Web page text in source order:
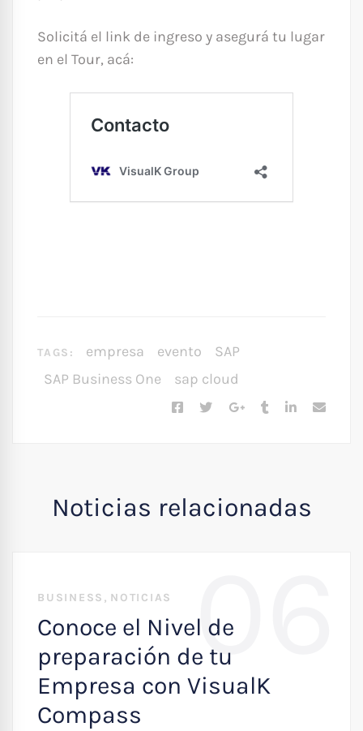
Solicitá el link de ingreso y asegurá tu lugar
en el Tour, acá:
TAGS: empresa evento
SAP
SAP Business One
sap cloud
Noticias relacionadas
06
BUSINESS , NOTICIAS
Conoce el Nivel de
preparación de tu
Empresa con VisualK
Compass